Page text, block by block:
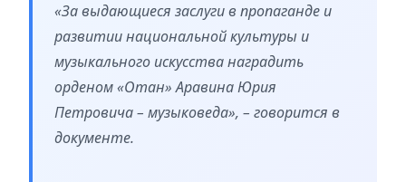
«За выдающиеся заслуги в пропаганде и
развитии национальной культуры и
музыкального искусства наградить
орденом «Отан» Аравина Юрия
Петровича – музыковеда», – говорится в
документе.